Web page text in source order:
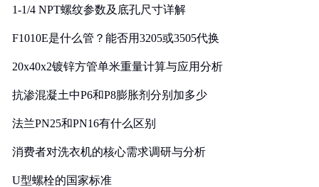
1-1/4 NPT螺纹参数及底孔尺寸详解
F1010E是什么管？能否用3205或3505代换
20x40x2镀锌方管单米重量计算与应用分析
抗渗混凝土中P6和P8膨胀剂分别加多少
法兰PN25和PN16有什么区别
消费者对洗衣机的核心需求调研与分析
U型螺栓的国家标准